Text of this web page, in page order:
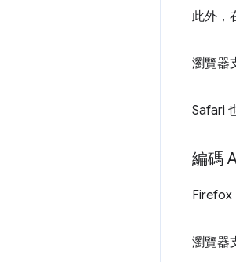
此外，
瀏覽器
Safari
編碼
Firefox
瀏覽器